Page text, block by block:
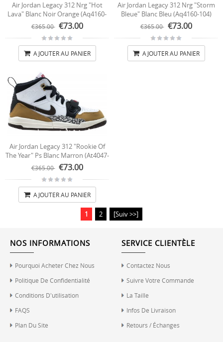
Air Jordan Legacy 312 Nrg "Hot
Lava" Blanc Noir Orange (aq4160-
108)
€365.00 €73.00
AJOUTER AU PANIER
Air Jordan Legacy 312 Nrg "Storm
Bleue" Blanc Bleu (aq4160-104)
€365.00 €73.00
AJOUTER AU PANIER
Air Jordan Legacy 312 "Rookie Of
The Year" Ps Blanc Marron (at4047-
102)
€365.00 €73.00
AJOUTER AU PANIER
1 2 [Suiv >>]
NOS INFORMATIONS
Pourquoi Acheter Chez Nous
Politique De Confidentialité
Conditions D'utilisation
FAQS
Plan Du Site
SERVICE CLIENTÈLE
Contactez Nous
Suivre Votre Commande
La Taille
Infos De Livraison
Retours / Échanges